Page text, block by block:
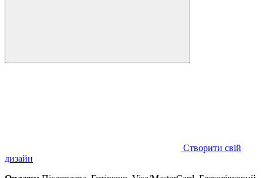
Створити свій
дизайн